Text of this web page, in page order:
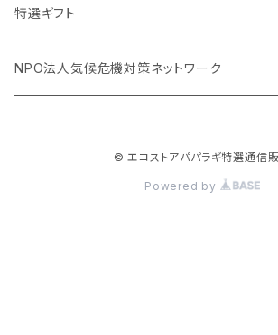
調理用品
虫除けグッズ
天然素材の消しゴム
特選ギフト
NPO法人気候危機対策ネットワーク
© エコストアパパラギ特選通信
Powered by